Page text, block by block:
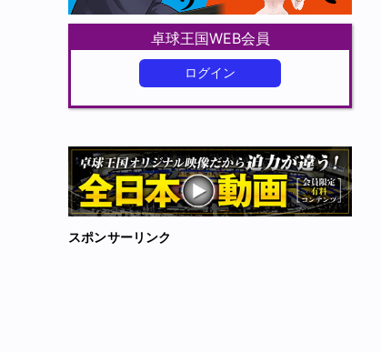
卓球王国WEB会員
ログイン
スポンサーリンク